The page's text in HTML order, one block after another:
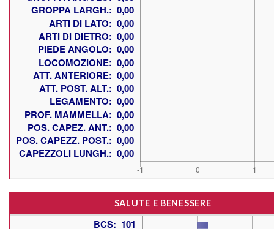
SALUTE E BENESSERE